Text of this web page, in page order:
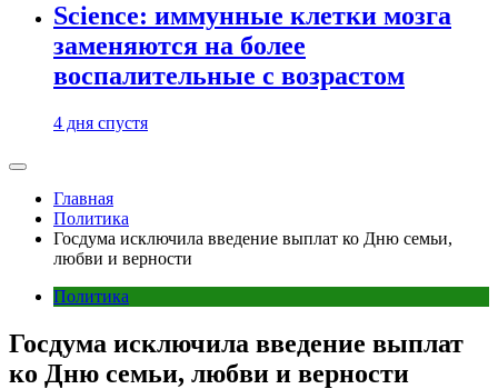
Science: иммунные клетки мозга
заменяются на более
воспалительные с возрастом
4 дня спустя
Главная
Политика
Госдума исключила введение выплат ко Дню семьи,
любви и верности
Политика
Госдума исключила введение выплат
ко Дню семьи, любви и верности